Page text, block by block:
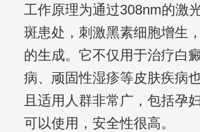
工作原理为通过308nm的激
斑患处，刺激黑素细胞增生
的生成。它不仅用于治疗白
病、顽固性湿疹等皮肤疾病
且适用人群非常广，包括孕
可以使用，安全性很高。